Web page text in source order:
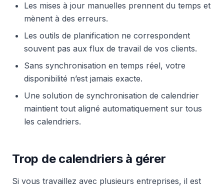
Les mises à jour manuelles prennent du temps et
mènent à des erreurs.
Les outils de planification ne correspondent
souvent pas aux flux de travail de vos clients.
Sans synchronisation en temps réel, votre
disponibilité n’est jamais exacte.
Une solution de synchronisation de calendrier
maintient tout aligné automatiquement sur tous
les calendriers.
Trop de calendriers à gérer
Si vous travaillez avec plusieurs entreprises, il est